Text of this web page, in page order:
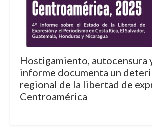
Hostigamiento, autocensura
informe documenta un
regional de la libertad de
Centroamérica